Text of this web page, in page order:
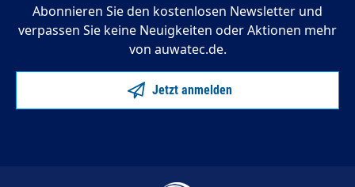
Abonnieren Sie den kostenlosen Newsletter und
verpassen Sie keine Neuigkeiten oder Aktionen mehr
von auwatec.de.
Jetzt anmelden